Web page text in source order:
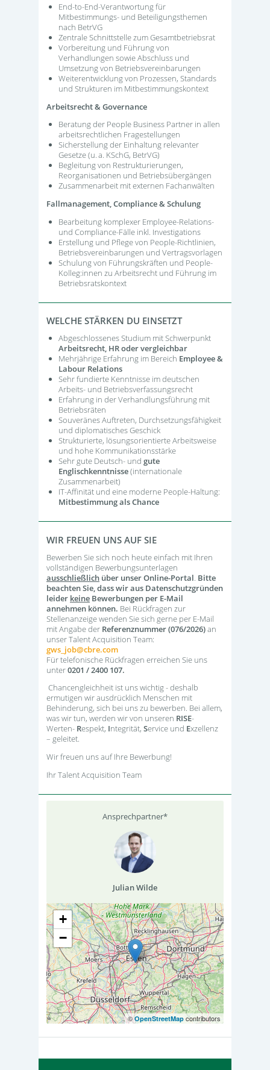
End-to-End-Verantwortung für
Mitbestimmungs- und Beteiligungsthemen
nach BetrVG
Zentrale Schnittstelle zum Gesamtbetriebsrat
Vorbereitung und Führung von
Verhandlungen sowie Abschluss und
Umsetzung von Betriebsvereinbarungen
Weiterentwicklung von Prozessen, Standards
und Strukturen im Mitbestimmungskontext
Arbeitsrecht & Governance
Beratung der People Business Partner in allen
arbeitsrechtlichen Fragestellungen
Sicherstellung der Einhaltung relevanter
Gesetze (u. a. KSchG, BetrVG)
Begleitung von Restrukturierungen,
Reorganisationen und Betriebsübergängen
Zusammenarbeit mit externen Fachanwälten
Fallmanagement, Compliance & Schulung
Bearbeitung komplexer Employee-Relations-
und Compliance-Fälle inkl. Investigations
Erstellung und Pflege von People-Richtlinien,
Betriebsvereinbarungen und Vertragsvorlagen
Schulung von Führungskräften und People-
Kolleg:innen zu Arbeitsrecht und Führung im
Betriebsratskontext
WELCHE STÄRKEN DU EINSETZT
Abgeschlossenes Studium mit Schwerpunkt
Arbeitsrecht, HR oder vergleichbar
Mehrjährige Erfahrung im Bereich Employee &
Labour Relations
Sehr fundierte Kenntnisse im deutschen
Arbeits- und Betriebsverfassungsrecht
Erfahrung in der Verhandlungsführung mit
Betriebsräten
Souveränes Auftreten, Durchsetzungsfähigkeit
und diplomatisches Geschick
Strukturierte, lösungsorientierte Arbeitsweise
und hohe Kommunikationsstärke
Sehr gute Deutsch- und gute
Englischkenntnisse(internationale
Zusammenarbeit)
IT-Affinität und eine moderne People-Haltung:
Mitbestimmung als Chance
WIR FREUEN UNS AUF SIE
Bewerben Sie sich noch heute einfach mit Ihren
vollständigen Bewerbungsunterlagen
ausschließlich über unser Online-Portal. Bitte
beachten Sie, dass wir aus Datenschutzgründen
leider keine Bewerbungen per E-Mail
annehmen können. Bei Rückfragen zur
Stellenanzeige wenden Sie sich gerne per E-Mail
mit Angabe der Referenznummer (076/2026)an
unser Talent Acquisition Team:
gws_job@cbre.com
Für telefonische Rückfragen erreichen Sie uns
unter0201 / 2400 107.
Chancengleichheit ist uns wichtig - deshalb
ermutigen wir ausdrücklich Menschen mit
Behinderung, sich bei uns zu bewerben. Bei allem,
was wir tun, werden wir von unseren RISE-
Werten- Respekt, Integrität, Service und Exzellenz
– geleitet.
Wir freuen uns auf Ihre Bewerbung!
Ihr Talent Acquisition Team
Ansprechpartner*
Julian Wilde
+
−
©OpenStreetMap contributors